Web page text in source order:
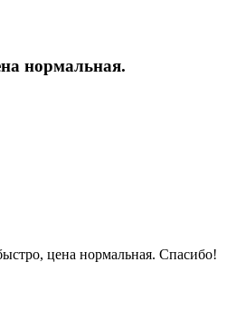
нормальная.
цена нормальная. Спасибо!